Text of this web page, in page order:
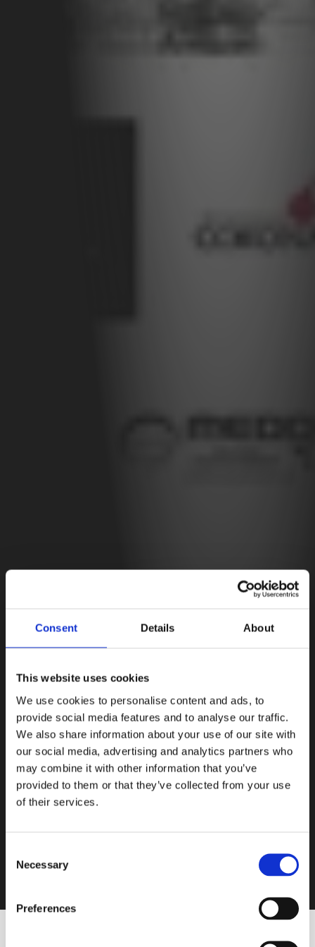
Consent Details About
This website uses cookies
We use cookies to personalise content and ads, to
provide social media features and to analyse our traffic.
We also share information about your use of our site with
our social media, advertising and analytics partners who
may combine it with other information that you’ve
provided to them or that they’ve collected from your use
of their services.
Selection
Necessary
Preferences